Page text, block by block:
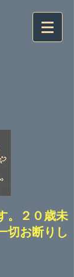
。２０歳未
切お断りし